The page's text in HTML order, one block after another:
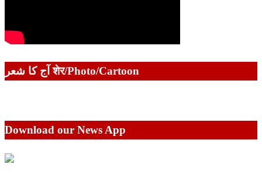
آج کا شعر शेर/Photo/Cartoon
Download our News App